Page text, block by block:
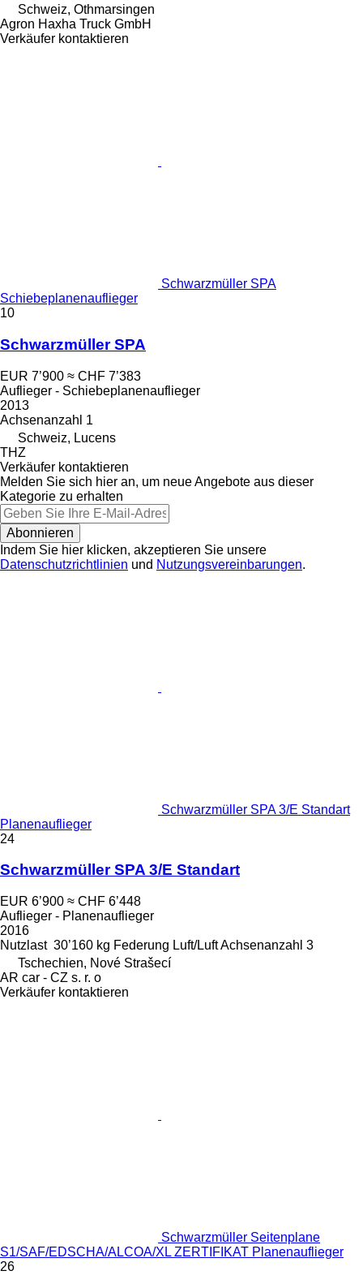
Schweiz, Othmarsingen
Agron Haxha Truck GmbH
Verkäufer kontaktieren
Schwarzmüller SPA
Schiebeplanenauflieger
10
Schwarzmüller SPA
EUR 7’900 ≈ CHF 7’383
Auflieger - Schiebeplanenauflieger
2013
Achsenanzahl 1
Schweiz, Lucens
THZ
Verkäufer kontaktieren
Melden Sie sich hier an, um neue Angebote aus dieser
Kategorie zu erhalten
Abonnieren
Indem Sie hier klicken, akzeptieren Sie unsere
Datenschutzrichtlinien und Nutzungsvereinbarungen.
Schwarzmüller SPA 3/E Standart
Planenauflieger
24
Schwarzmüller SPA 3/E Standart
EUR 6’900 ≈ CHF 6’448
Auflieger - Planenauflieger
2016
Nutzlast 30’160 kg Federung Luft/LuftAchsenanzahl 3
Tschechien, Nové Strašecí
AR car - CZ s. r. o
Verkäufer kontaktieren
Schwarzmüller Seitenplane
S1/SAF/EDSCHA/ALCOA/XL ZERTIFIKAT Planenauflieger
26